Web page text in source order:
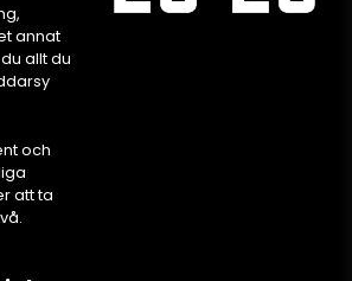
annat
allt du
och
att ta